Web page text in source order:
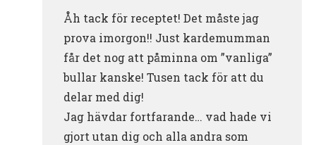
Åh tack för receptet! Det måste jag
prova imorgon!! Just kardemumman
får det nog att påminna om ”vanliga”
bullar kanske! Tusen tack för att du
delar med dig!
Jag hävdar fortfarande… vad hade vi
gjort utan dig och alla andra som